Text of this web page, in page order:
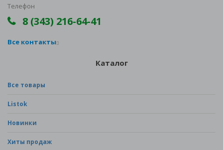
Телефон
8 (343) 216-64-41
Все контакты
Каталог
Все товары
Listok
Новинки
Хиты продаж